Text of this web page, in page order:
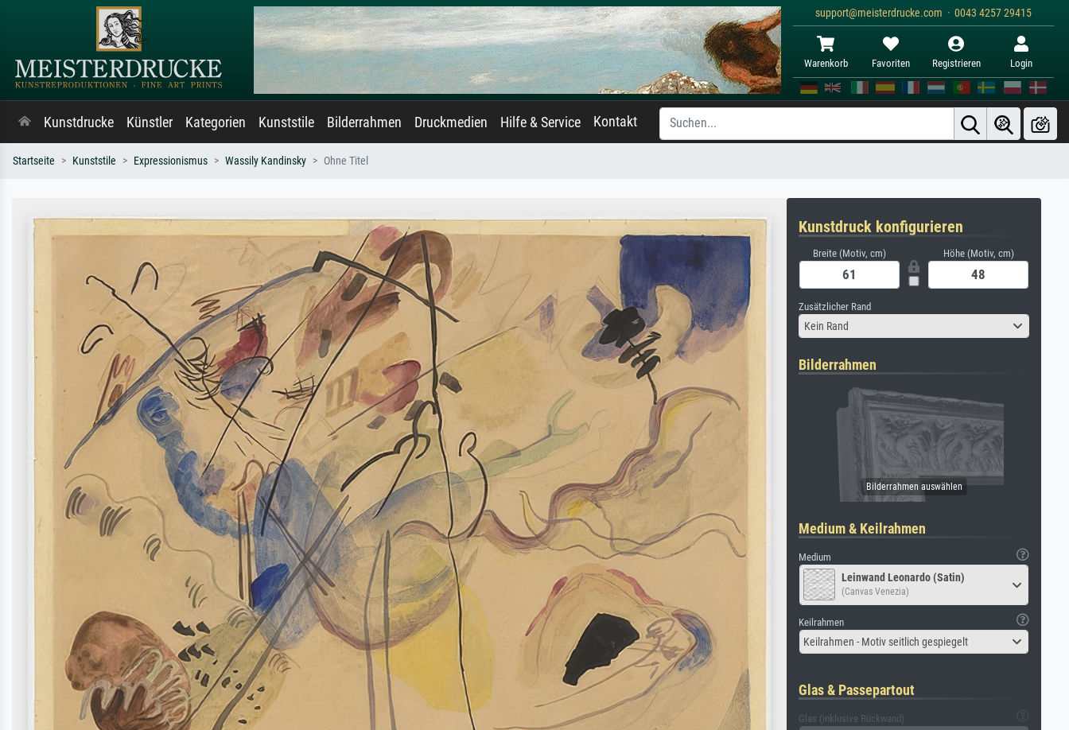
support@meisterdrucke.com · 0043 4257 29415
Warenkorb Favoriten Registrieren Login
Kunstdrucke Künstler Kategorien Kunststile Bilderrahmen Druckmedien Hilfe & Service Kontakt
Startseite Kunststile Expressionismus Wassily Kandinsky Ohne Titel
Kunstdruck konfigurieren
Breite (Motiv, cm) Höhe (Motiv, cm)
Zusätzlicher Rand
Kein Rand
Bilderrahmen
Medium & Keilrahmen
Medium
Leinwand Leonardo (Satin)
(Canvas Venezia)
Keilrahmen
Keilrahmen - Motiv seitlich gespiegelt
Glas & Passepartout
Glas (inklusive Rückwand)